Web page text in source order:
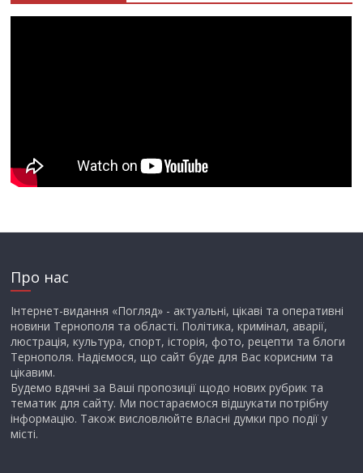
Про нас
Інтернет-видання «Погляд» - актуальні, цікаві та оперативні
новини Тернополя та області. Політика, кримінал, аварії,
люстрація, культура, спорт, історія, фото, рецепти та блоги
Тернополя. Надіємося, що сайт буде для Вас корисним та
цікавим.
Будемо вдячні за Ваші пропозиції щодо нових рубрик та
тематик для сайту. Ми постараємося відшукати потрібну
інформацію. Також висловлюйте власні думки про події у
місті.